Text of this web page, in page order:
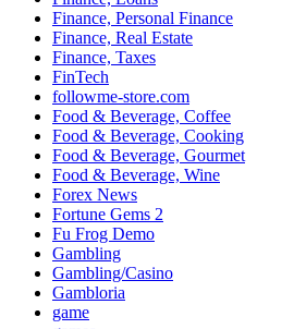
Finance, Personal Finance
Finance, Real Estate
Finance, Taxes
FinTech
followme-store.com
Food & Beverage, Coffee
Food & Beverage, Cooking
Food & Beverage, Gourmet
Food & Beverage, Wine
Forex News
Fortune Gems 2
Fu Frog Demo
Gambling
Gambling/Casino
Gambloria
game